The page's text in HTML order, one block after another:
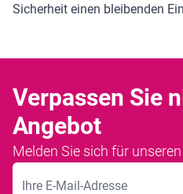
Sicherheit einen bleibenden
Verpassen Sie
Angebot
Melden Sie sich für
E-Mailadresse